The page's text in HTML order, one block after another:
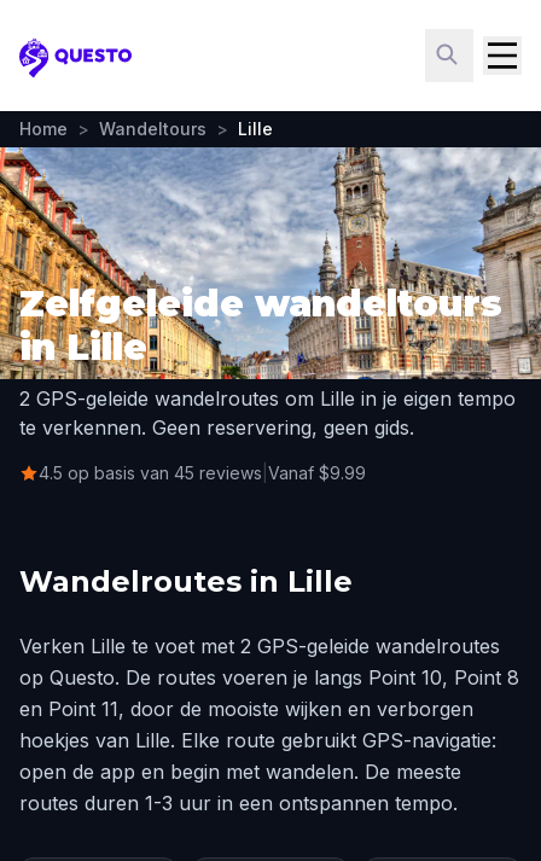
Questo
Home > Wandeltours > Lille
Zelfgeleide wandeltours
in Lille
2 GPS-geleide wandelroutes om Lille in je eigen tempo
te verkennen. Geen reservering, geen gids.
4.5 op basis van 45 reviews Vanaf $9.99
Wandelroutes in Lille
Verken Lille te voet met 2 GPS-geleide wandelroutes
op Questo. De routes voeren je langs Point 10, Point 8
en Point 11, door de mooiste wijken en verborgen
hoekjes van Lille. Elke route gebruikt GPS-navigatie:
open de app en begin met wandelen. De meeste
routes duren 1-3 uur in een ontspannen tempo.